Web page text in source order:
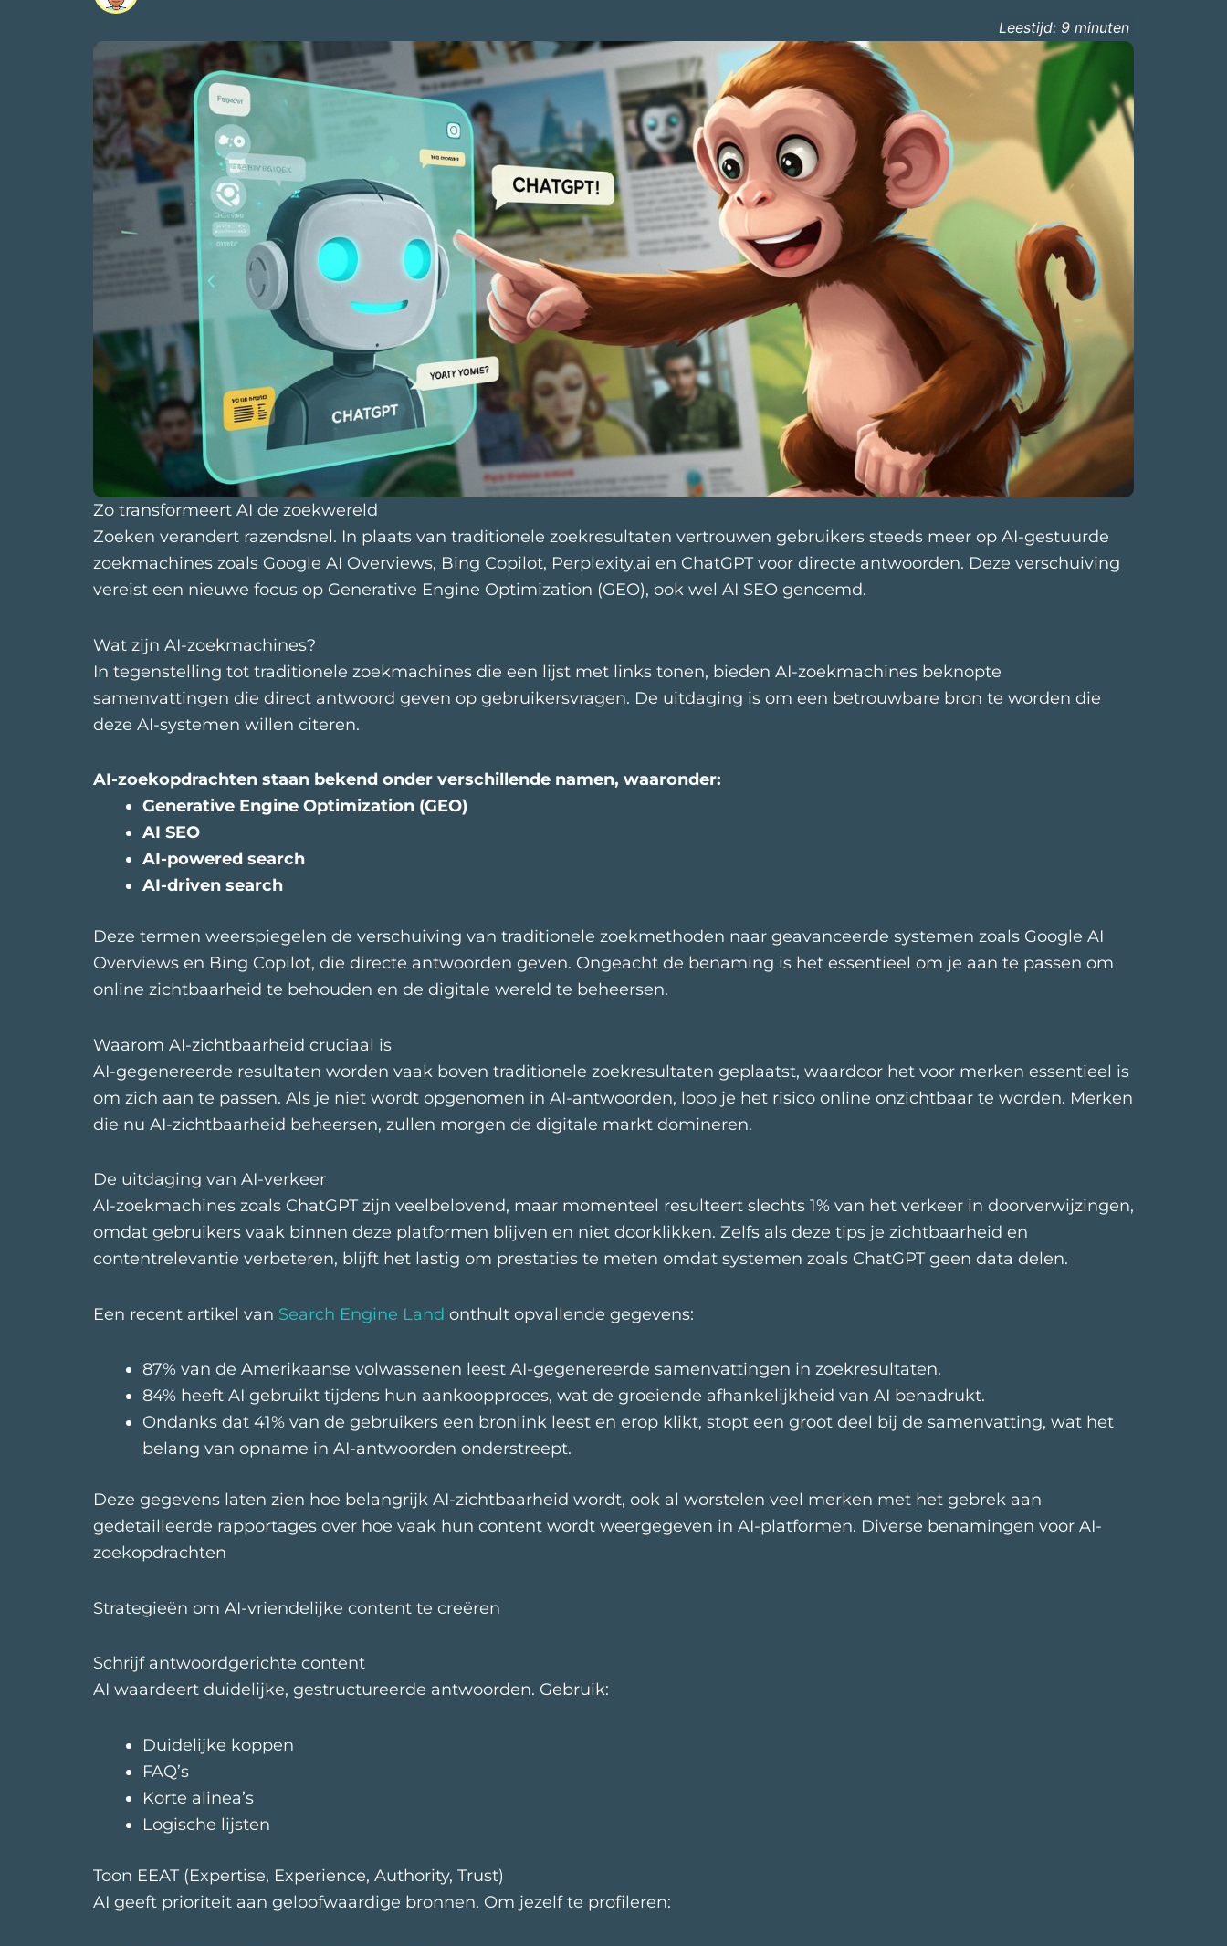
Leestijd: 9 minuten
Zo transformeert AI de zoekwereld
Zoeken verandert razendsnel. In plaats van traditionele zoekresultaten vertrouwen gebruikers steeds meer op AI-gestuurde
zoekmachines zoals Google AI Overviews, Bing Copilot, Perplexity.ai en ChatGPT voor directe antwoorden. Deze verschuiving
vereist een nieuwe focus op Generative Engine Optimization (GEO), ook wel AI SEO genoemd.
Wat zijn AI-zoekmachines?
In tegenstelling tot traditionele zoekmachines die een lijst met links tonen, bieden AI-zoekmachines beknopte
samenvattingen die direct antwoord geven op gebruikersvragen. De uitdaging is om een betrouwbare bron te worden die
deze AI-systemen willen citeren.
AI-zoekopdrachten staan bekend onder verschillende namen, waaronder:
Generative Engine Optimization (GEO)
AI SEO
AI-powered search
AI-driven search
Deze termen weerspiegelen de verschuiving van traditionele zoekmethoden naar geavanceerde systemen zoals Google AI
Overviews en Bing Copilot, die directe antwoorden geven. Ongeacht de benaming is het essentieel om je aan te passen om
online zichtbaarheid te behouden en de digitale wereld te beheersen.
Waarom AI-zichtbaarheid cruciaal is
AI-gegenereerde resultaten worden vaak boven traditionele zoekresultaten geplaatst, waardoor het voor merken essentieel is
om zich aan te passen. Als je niet wordt opgenomen in AI-antwoorden, loop je het risico online onzichtbaar te worden. Merken
die nu AI-zichtbaarheid beheersen, zullen morgen de digitale markt domineren.
De uitdaging van AI-verkeer
AI-zoekmachines zoals ChatGPT zijn veelbelovend, maar momenteel resulteert slechts 1% van het verkeer in doorverwijzingen,
omdat gebruikers vaak binnen deze platformen blijven en niet doorklikken. Zelfs als deze tips je zichtbaarheid en
contentrelevantie verbeteren, blijft het lastig om prestaties te meten omdat systemen zoals ChatGPT geen data delen.
Een recent artikel van Search Engine Land onthult opvallende gegevens:
87% van de Amerikaanse volwassenen leest AI-gegenereerde samenvattingen in zoekresultaten.
84% heeft AI gebruikt tijdens hun aankoopproces, wat de groeiende afhankelijkheid van AI benadrukt.
Ondanks dat 41% van de gebruikers een bronlink leest en erop klikt, stopt een groot deel bij de samenvatting, wat het
belang van opname in AI-antwoorden onderstreept.
Deze gegevens laten zien hoe belangrijk AI-zichtbaarheid wordt, ook al worstelen veel merken met het gebrek aan
gedetailleerde rapportages over hoe vaak hun content wordt weergegeven in AI-platformen. Diverse benamingen voor AI-
zoekopdrachten
Strategieën om AI-vriendelijke content te creëren
Schrijf antwoordgerichte content
AI waardeert duidelijke, gestructureerde antwoorden. Gebruik:
Duidelijke koppen
FAQ’s
Korte alinea’s
Logische lijsten
Toon EEAT (Expertise, Experience, Authority, Trust)
AI geeft prioriteit aan geloofwaardige bronnen. Om jezelf te profileren: